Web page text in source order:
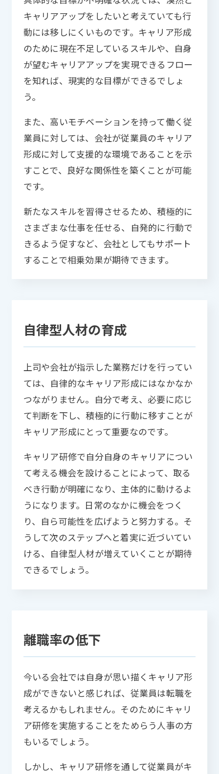
キャリアアップをしたいと考えていても行
動には移しにくいものです。キャリア形成
のために現在不足しているスキルや、自身
が望むキャリアアップを実現できるフロー
を知れば、現実的な目標ができるでしょ
う。
また、高いモチベーションを持って働く従
業員に対しては、会社が従業員のキャリア
形成に対して支援的な環境であることを示
すことで、良好な関係性を築くことが可能
です。
新たなスキルを習得させるため、積極的に
さまざまな仕事を任せる、自発的に行動で
きるよう促すなど、会社としてもサポート
することで相乗効果が期待できます。
自律型人材の育成
上司や会社が指示した業務だけを行ってい
ては、自律的なキャリア形成にはなかなか
つながりません。自分で考え、必要に応じ
て判断を下し、積極的に行動に移すことが
キャリア形成にとって重要なのです。
キャリア研修で自分自身のキャリアについ
て考える機会を設けることによって、取る
べき行動が明確になり、主体的に動けるよ
うになります。日常のなかに機会をつく
り、自ら可能性を広げようと努力する。そ
うして次のステップへと着実に近づいてい
ける、自律型人材が増えていくことが期待
できるでしょう。
離職率の低下
今いる会社では自身が思い描くキャリア形
成ができないと感じれば、従業員は転職を
考えるかもしれません。そのためにキャリ
ア研修を実施することをためらう人事の方
もいるでしょう。
しかし、キャリア研修を通して従業員がキ